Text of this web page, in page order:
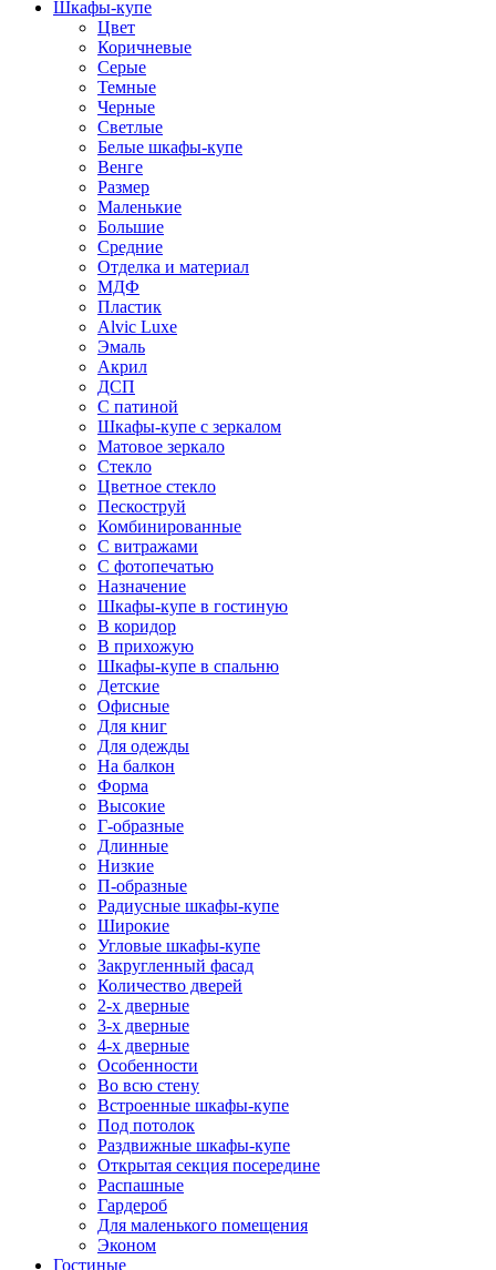
Шкафы-купе
Цвет
Коричневые
Серые
Темные
Черные
Светлые
Белые шкафы-купе
Венге
Размер
Маленькие
Большие
Средние
Отделка и материал
МДФ
Пластик
Alvic Luxe
Эмаль
Акрил
ДСП
С патиной
Шкафы-купе с зеркалом
Матовое зеркало
Стекло
Цветное стекло
Пескоструй
Комбинированные
С витражами
С фотопечатью
Назначение
Шкафы-купе в гостиную
В коридор
В прихожую
Шкафы-купе в спальню
Детские
Офисные
Для книг
Для одежды
На балкон
Форма
Высокие
Г-образные
Длинные
Низкие
П-образные
Радиусные шкафы-купе
Широкие
Угловые шкафы-купе
Закругленный фасад
Количество дверей
2-х дверные
3-х дверные
4-х дверные
Особенности
Во всю стену
Встроенные шкафы-купе
Под потолок
Раздвижные шкафы-купе
Открытая секция посередине
Распашные
Гардероб
Для маленького помещения
Эконом
Гостиные